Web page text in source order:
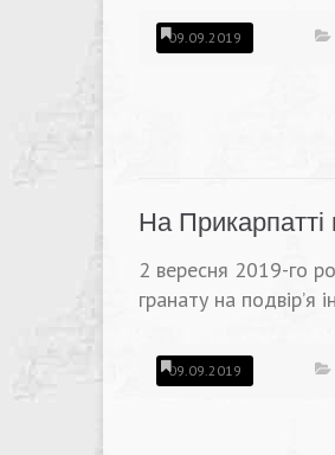
09.09.2019
На Прикарпатті
2 вересня 2019-го
гранату на подвір’я
09.09.2019